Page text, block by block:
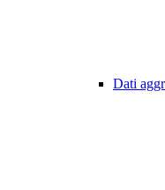
Dati